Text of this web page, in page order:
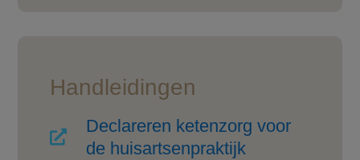
Handleidingen

Declareren ketenzorg voor
de huisartsenpraktijk